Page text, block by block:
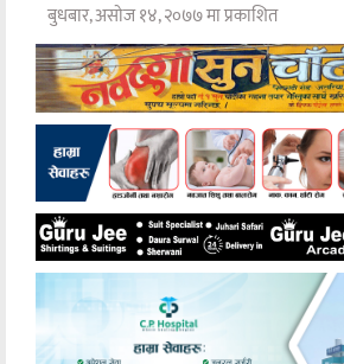
बुधबार, असोज १४, २०७७ मा प्रकाशित